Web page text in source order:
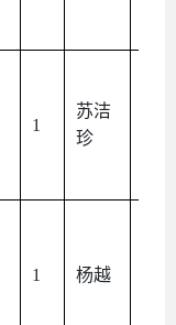
1
苏洁
珍
1 杨越